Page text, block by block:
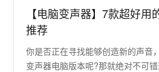
【电脑变声器】7款超好
推荐
你是否正在寻找能够创造新的声音
变声器电脑版本呢?那就绝对不可